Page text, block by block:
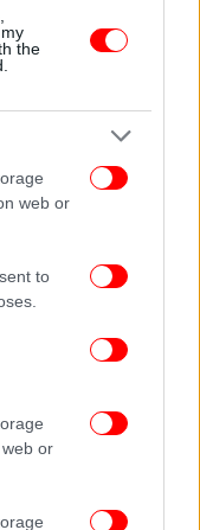
the
web or
to
or
και μάθετε